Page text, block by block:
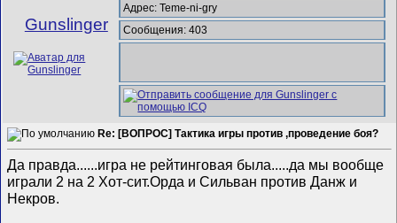
Gunslinger
Адрес: Teme-ni-gry
Сообщения: 403
Re: [ВОПРОС] Тактика игры против ,проведение боя?
Да правда......игра не рейтинговая была.....да мы вообще
играли 2 на 2 Хот-сит.Орда и Сильван против Данж и
Некров.